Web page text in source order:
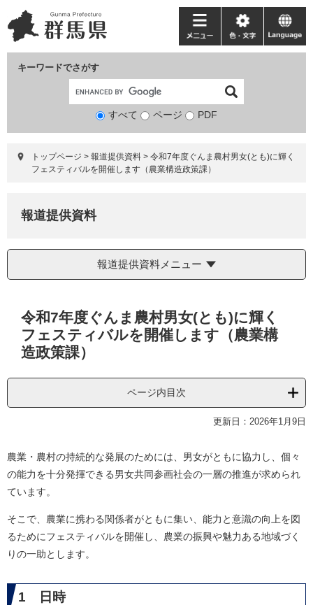
ー
ジ
ニ
ュ
て
キーワードでさがす
検
象
すべて ページ PDF
メ
ニ
ー
色・
文
language
トップページ > 報道提供資料 > 令和7年度ぐんま農村男女(とも)に輝く
フェスティバルを開催します（農業構造政策課）
報道提供資料
報道提供資料メニュー
令和7年度ぐんま農村男女(とも)に輝く
フェスティバルを開催します（農業構
造政策課）
ページ内目次
更新日：2026年1月9日
農業・農村の持続的な発展のためには、男女がともに協力し、個々
の能力を十分発揮できる男女共同参画社会の一層の推進が求められ
ています。
そこで、農業に携わる関係者がともに集い、能力と意識の向上を図
るためにフェスティバルを開催し、農業の振興や魅力ある地域づく
りの一助とします。
1 日時